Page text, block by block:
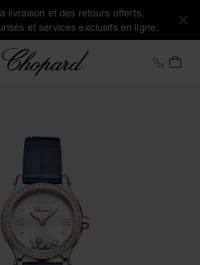
livraison et des retours offerts,
et services exclusifs en ligne.
Chopard +41